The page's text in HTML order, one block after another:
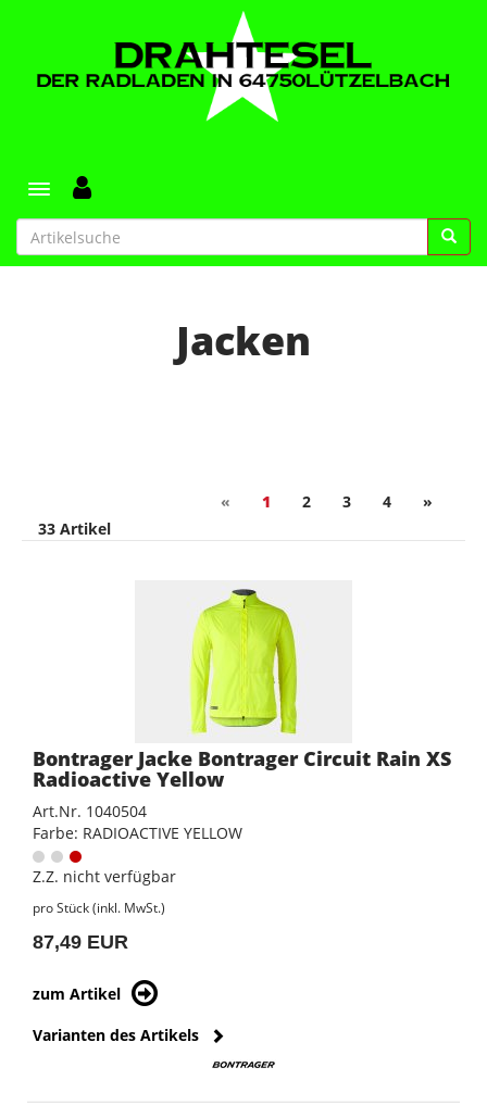
Toggle navigation
Jacken
« 1 2 3 4
»
33 Artikel
Bontrager Jacke Bontrager Circuit Rain XS
Radioactive Yellow
Art.Nr. 1040504
Farbe: RADIOACTIVE YELLOW
Z.Z. nicht verfügbar
pro Stück (inkl. MwSt.)
87,49 EUR
zum Artikel
Varianten des Artikels